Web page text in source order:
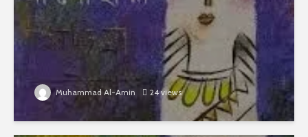
Muhammad Al-Amin 24 views